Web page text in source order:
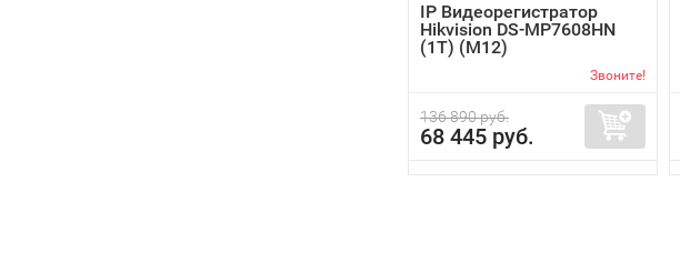
IP Видеорегистратор
Hikvision DS-MP7608HN
(1T) (M12)
Звоните!
136 890 руб.
68 445 руб.